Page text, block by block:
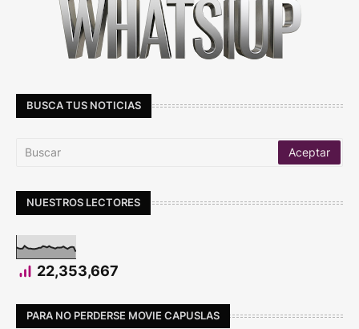
BUSCA TUS NOTICIAS
NUESTROS LECTORES
22,353,667
PARA NO PERDERSE MOVIE CAPUSLAS